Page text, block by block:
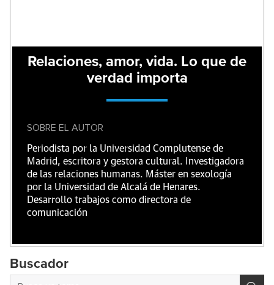
Relaciones, amor, vida. Lo que de
verdad importa
SOBRE EL AUTOR
Periodista por la Universidad Complutense de
Madrid, escritora y gestora cultural. Investigadora
de las relaciones humanas. Máster en sexología
por la Universidad de Alcalá de Henares.
Desarrollo trabajos como directora de
comunicación
Buscador